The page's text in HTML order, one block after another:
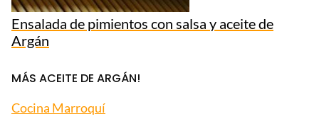
Ensalada de pimientos con salsa y aceite de
Argán
MÁS ACEITE DE ARGÁN!
Cocina Marroquí